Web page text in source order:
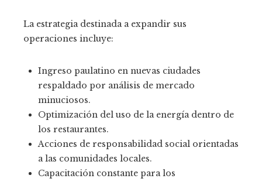
La estrategia destinada a expandir sus
operaciones incluye:
Ingreso paulatino en nuevas ciudades
respaldado por análisis de mercado
minuciosos.
Optimización del uso de la energía dentro de
los restaurantes.
Acciones de responsabilidad social orientadas
a las comunidades locales.
Capacitación constante para los